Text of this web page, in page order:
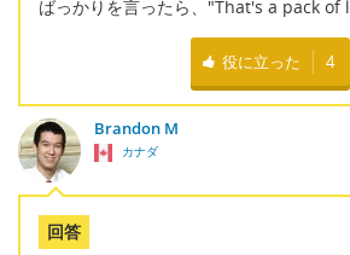
ばっかりを言ったら、"That's a pack of
役に立った 4
Brandon M
カナダ
回答